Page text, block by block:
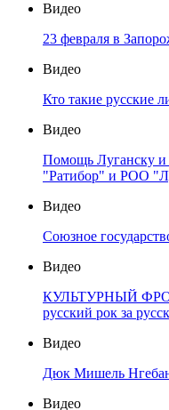
Видео
23 февраля в
Видео
Кто такие русские
Видео
Помощь Луганску и
"Ратибор" и РОО
Видео
Союзное
Видео
КУЛЬТУРНЫЙ
русский рок за
Видео
Дюк Мишель
Видео